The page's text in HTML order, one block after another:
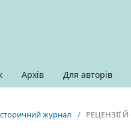
Архів Для авторів
журнал / РЕЦЕНЗІЇ